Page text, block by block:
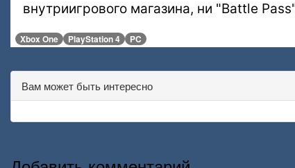
внутриигрового магазина, ни "Battle
Xbox One PlayStation 4 PC
Вам может быть интересно